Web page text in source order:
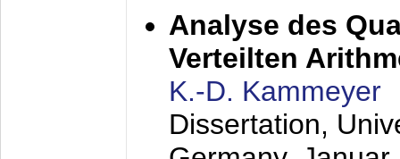
Analyse des
Verteilten
K.-D. Kammeyer
Dissertation,